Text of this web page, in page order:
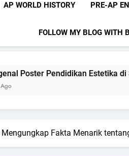
AP WORLD HISTORY PRE-AP
FOLLOW MY BLOG WITH
Pendidikan Estetika di Sekolah
Mengungkap Fakta Menarik